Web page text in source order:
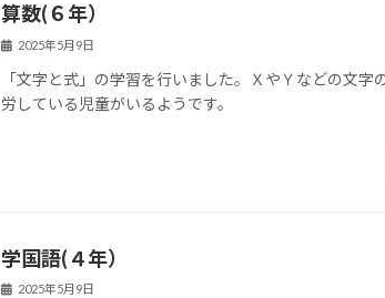
算数(６年）
2025年5月9日
「文字と式」の学習を行いました。ＸやＹなどの文字
労している児童がいるようです。
学国語(４年）
2025年5月9日